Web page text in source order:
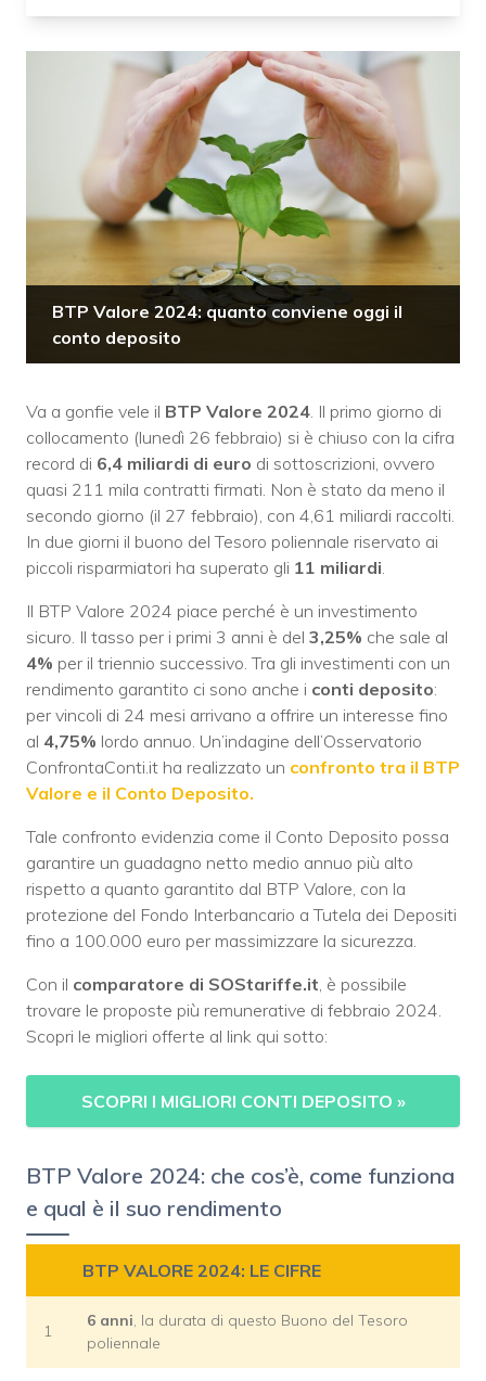
BTP Valore 2024: quanto conviene oggi il
conto deposito
Va a gonfie vele il BTP Valore 2024. Il primo giorno di
collocamento (lunedì 26 febbraio) si è chiuso con la cifra
record di 6,4 miliardi di euro di sottoscrizioni, ovvero
quasi 211 mila contratti firmati. Non è stato da meno il
secondo giorno (il 27 febbraio), con 4,61 miliardi raccolti.
In due giorni il buono del Tesoro poliennale riservato ai
piccoli risparmiatori ha superato gli 11 miliardi.
Il BTP Valore 2024 piace perché è un investimento
sicuro. Il tasso per i primi 3 anni è del 3,25% che sale al
4% per il triennio successivo. Tra gli investimenti con un
rendimento garantito ci sono anche i conti deposito:
per vincoli di 24 mesi arrivano a offrire un interesse fino
al 4,75% lordo annuo. Un’indagine dell’Osservatorio
ConfrontaConti.it ha realizzato un confronto tra il BTP
Valore e il Conto Deposito.
Tale confronto evidenzia come il Conto Deposito possa
garantire un guadagno netto medio annuo più alto
rispetto a quanto garantito dal BTP Valore, con la
protezione del Fondo Interbancario a Tutela dei Depositi
fino a 100.000 euro per massimizzare la sicurezza.
Con il comparatore di SOStariffe.it, è possibile
trovare le proposte più remunerative di febbraio 2024.
Scopri le migliori offerte al link qui sotto:
SCOPRI I MIGLIORI CONTI DEPOSITO »
BTP Valore 2024: che cos’è, come funziona
e qual è il suo rendimento
BTP VALORE 2024: LE CIFRE
1
6 anni, la durata di questo Buono del Tesoro
poliennale